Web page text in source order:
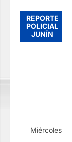
REPORTE
POLICIAL
JUNÍN
Miércoles,